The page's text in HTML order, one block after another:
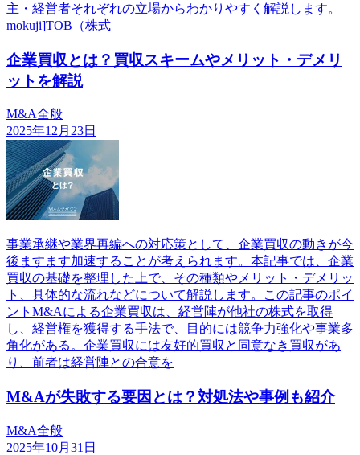
主・経営者それぞれの立場からわかりやすく解説します。
mokuji]TOB（株式
企業買収とは？買収スキームやメリット・デメリ
ットを解説
M&A全般
2025年12月23日
事業承継や業界再編への対応策として、企業買収の動きが今
後ますます加速することが考えられます。本記事では、企業
買収の基礎を整理した上で、その種類やメリット・デメリッ
ト、具体的な流れなどについて解説します。この記事のポイ
ントM&Aによる企業買収は、経営陣が他社の株式を取得
し、経営権を獲得する手法で、目的には競争力強化や事業多
角化がある。企業買収には友好的買収と同意なき買収があ
り、前者は経営陣との合意を
M&Aが失敗する要因とは？対処法や事例も紹介
M&A全般
2025年10月31日